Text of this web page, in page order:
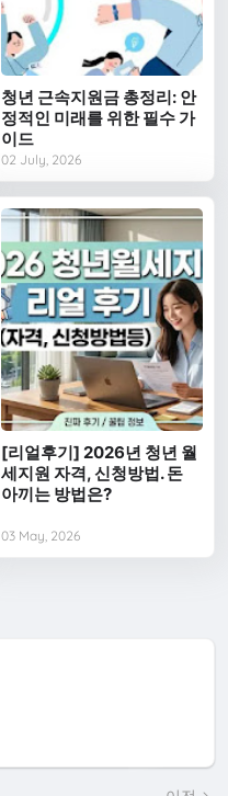
청년 근속지원금 총정리: 안
정적인 미래를 위한 필수 가
이드
02 July, 2026
[리얼후기] 2026년 청년 월
세지원 자격, 신청방법. 돈
아끼는 방법은?
03 May, 2026